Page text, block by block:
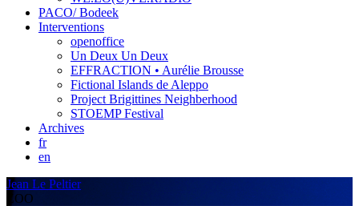
PACO/ Bodeek
Interventions
openoffice
Un Deux Un Deux
EFFRACTION • Aurélie Brousse
Fictional Islands de Aleppo
Project Brigittines Neighberhood
STOEMP Festival
Archives
fr
en
Jean Le Peltier
ZOO